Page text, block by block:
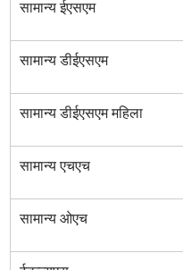
सामान्य ईएसएम
सामान्य डीईएसएम
सामान्य डीईएसएम महिला
सामान्य एचएच
सामान्य ओएच